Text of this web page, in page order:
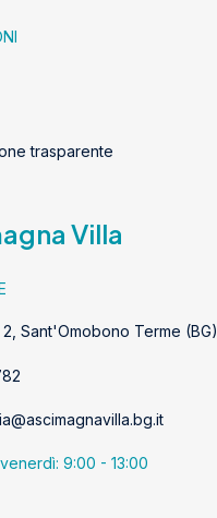
trasparente
Villa
Sant'Omobono Terme (BG)
9:00 - 13:00